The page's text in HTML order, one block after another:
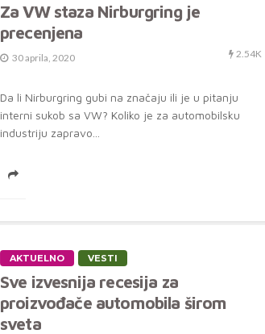
Za VW staza Nirburgring je
precenjena
30 aprila, 2020 2.54K
Da li Nirburgring gubi na značaju ili je u pitanju
interni sukob sa VW? Koliko je za automobilsku
industriju zapravo...
AKTUELNO VESTI
Sve izvesnija recesija za
proizvođače automobila širom
sveta